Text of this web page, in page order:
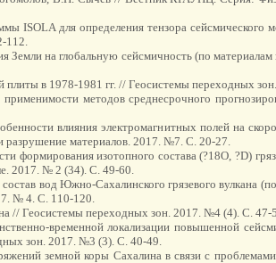
ISOLA для определения тензора сейсмического
112.
на глобальную сейсмичность (по
в 1978-1981 гг. // Геосистемы переходных
методов среднесрочного
влияния электромагнитных полей на
материалов. 2017. №7. С. 20-27.
формирования изотопного состава (?18О, ?D)
2017. № 2 (34). С. 49-60.
вод Южно-Сахалинского грязевого вулкана
№ 4. С. 110-120.
// Геосистемы переходных зон. 2017. №4 (4). С. 47-
временной локализации повышенной
зон. 2017. №3 (3). С. 40-49.
земной коры Сахалина в связи с